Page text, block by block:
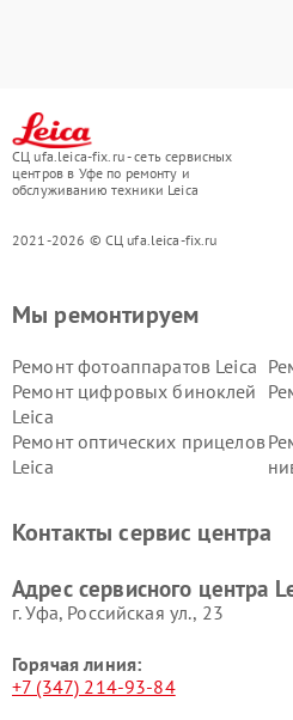
СЦ ufa.leica-fix.ru - сеть сервисных
центров в Уфе по ремонту и
обслуживанию техники Leica
2021-2026 © СЦ ufa.leica-fix.ru
Мы ремонтируем
Ремонт фотоаппаратов Leica
Ремонт цифровых биноклей
Leica
Ремонт оптических прицелов
Leica
Контакты сервис центра
Адрес сервисного центра
г. Уфа, Российская ул., 23
Горячая линия:
+7 (347) 214-93-84